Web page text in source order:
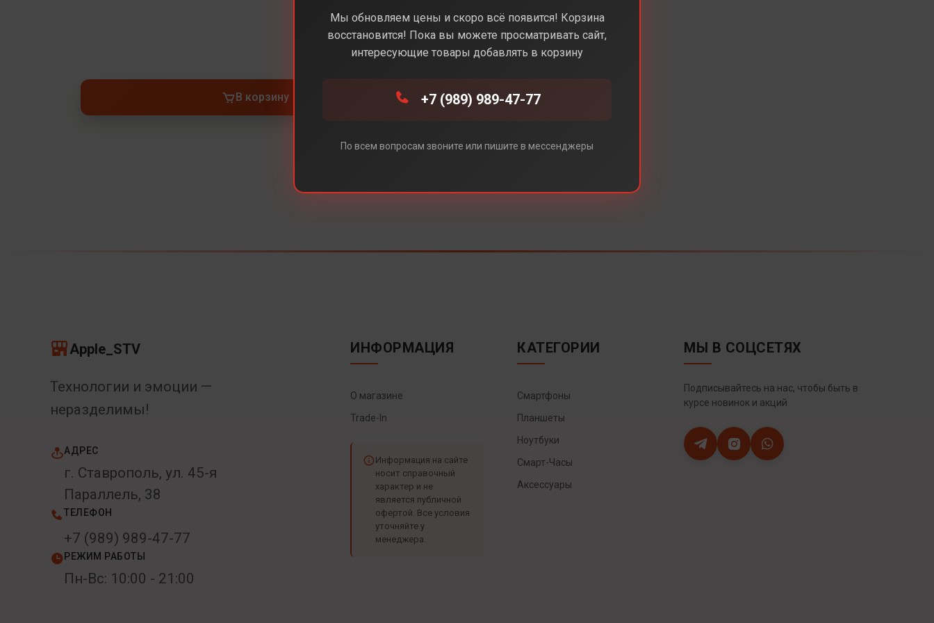
Под заказ
В корзину
Apple_STV
Технологии и эмоции —
неразделимы!
АДРЕС
г. Ставрополь, ул. 45-я
Параллель, 38
ТЕЛЕФОН
+7 (989) 989-47-77
РЕЖИМ РАБОТЫ
Пн-Вс: 10:00 - 21:00
ИНФОРМАЦИЯ
О магазине
Trade-In
Информация на сайте
носит справочный
характер и не
является публичной
офертой. Все условия
уточняйте у
менеджера.
КАТЕГОРИИ
Смартфоны
Планшеты
Ноутбуки
Смарт-Часы
Аксессуары
МЫ В СОЦСЕТЯХ
Подписывайтесь на нас, чтобы быть в
курсе новинок и акций
Мы обновляем цены и скоро всё появится! Корзина
восстановится! Пока вы можете просматривать сайт,
интересующие товары добавлять в корзину
+7 (989) 989-47-77
По всем вопросам звоните или пишите в мессенджеры